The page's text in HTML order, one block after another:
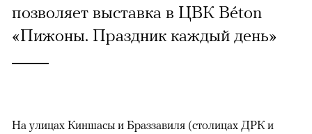
позволяет выставка в ЦВК Béton
«Пижоны. Праздник каждый день»
На улицах Киншасы и Браззавиля (столицах ДРК и